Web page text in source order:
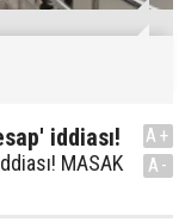
iddiası!
MASAK
A+
A-